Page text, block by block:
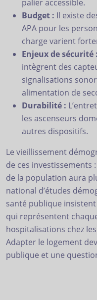
palier accessible.
Budget : Il existe
APA pour les
charge varient
Enjeux de sécurité :
intègrent des
signalisations
alimentation de
Durabilité :
les ascenseurs
autres dispositifs.
Le vieillissement
de ces investissements
de la population aura
national d’études
santé publique
qui représentent
hospitalisations chez les
Adapter le logement
publique et une